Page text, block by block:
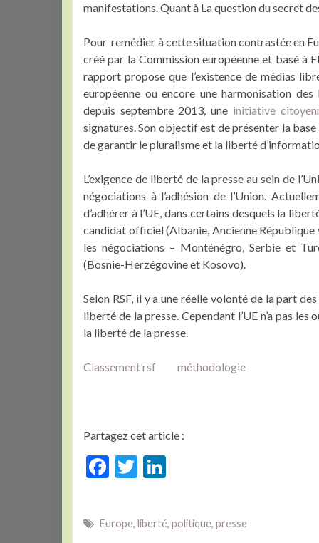
manifestations. Quant à La question du secret
Pour remédier à cette situation contrastée en
créé par la Commission européenne et basé à
rapport propose que l’existence de médias
européenne ou encore une harmonisation
depuis septembre 2013, une initiative
signatures. Son objectif est de présenter la
de garantir le pluralisme et la liberté
L’exigence de liberté de la presse au sein de
négociations à l’adhésion de l’Union.
d’adhérer à l’UE, dans certains desquels la
candidat officiel (Albanie, Ancienne
les négociations – Monténégro, Serbie et
(Bosnie-Herzégovine et Kosovo).
Selon RSF, il y a une réelle volonté de la part
liberté de la presse. Cependant l’UE n’a pas
la liberté de la presse.
Classement rsf méthodologie
Partagez cet article :
F
b
T
itt
er
ke
dI
Europe, liberté, politique, presse